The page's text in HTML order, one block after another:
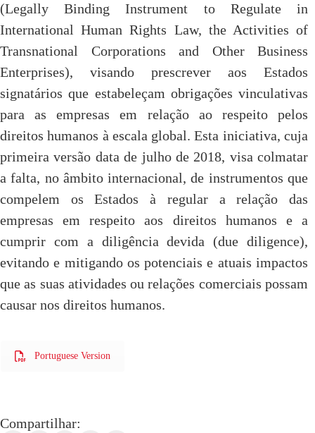
(Legally Binding Instrument to Regulate in
International Human Rights Law, the Activities of
Transnational Corporations and Other Business
Enterprises), visando prescrever aos Estados
signatários que estabeleçam obrigações vinculativas
para as empresas em relação ao respeito pelos
direitos humanos à escala global. Esta iniciativa, cuja
primeira versão data de julho de 2018, visa colmatar
a falta, no âmbito internacional, de instrumentos que
compelem os Estados à regular a relação das
empresas em respeito aos direitos humanos e a
cumprir com a diligência devida (due diligence),
evitando e mitigando os potenciais e atuais impactos
que as suas atividades ou relações comerciais possam
causar nos direitos humanos.
Portuguese Version
Compartilhar: